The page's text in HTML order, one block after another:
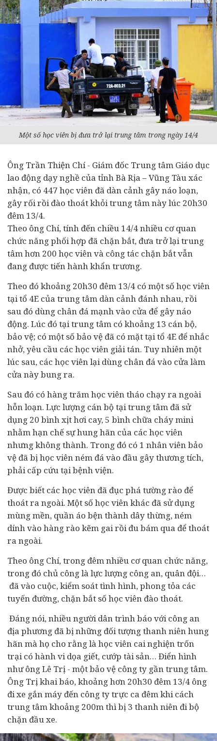
Một số học viên bị đưa trở lại trung tâm trong ngày 14/4
Ông Trần Thiện Chí - Giám đốc Trung tâm Giáo dục
lao động dạy nghề của tỉnh Bà Rịa – Vũng Tàu xác
nhận, có 447 học viên đã dàn cảnh gây náo loạn,
gây rối rồi đào thoát khỏi trung tâm này lúc 20h30
đêm 13/4.
Theo ông Chí, tính đến chiều 14/4 nhiều cơ quan
chức năng phối hợp đã chặn bắt, đưa trở lại trung
tâm hơn 200 học viên và công tác chặn bắt vẫn
đang được tiến hành khẩn trương.
Theo đó khoảng 20h30 đêm 13/4 có một số học viên
tại tổ 4E của trung tâm dàn cảnh đánh nhau, rồi
sau đó dùng chân đá mạnh vào cửa để gây náo
động. Lúc đó tại trung tâm có khoảng 13 cán bộ,
bảo vệ; có một số bảo vệ đã có mặt tại tổ 4E để nhắc
nhở, yêu cầu các học viên giải tán. Tuy nhiên một
lúc sau, các học viên lại dùng chân đá vào cửa làm
cửa này bung ra.
Sau đó có hàng trăm học viên tháo chạy ra ngoài
hỗn loạn. Lực lượng cán bộ tại trung tâm đã sử
dụng 20 bình xịt hơi cay, 5 bình chữa cháy mini
nhằm hạn chế sự hung hãn của các học viên
nhưng không thành. Trong đó có 1 nhân viên bảo
vệ đã bị học viên ném đá vào đầu gây thương tích,
phải cấp cứu tại bệnh viện.
Được biết các học viên đã đục phá tường rào để
thoát ra ngoài. Một số học viên khác đã sử dụng
mùng mền, quần áo bện thành dây thừng, ném
dính vào hàng rào kẽm gai rồi đu bám qua để thoát
ra ngoài.
Theo ông Chí, trong đêm nhiều cơ quan chức năng,
trong đó chủ công là lực lượng công an, quân đội…
đã vào cuộc, kiểm soát tình hình, phong tỏa các
tuyến đường, chặn bắt số học viên đào thoát.
Đáng nói, nhiều người dân trình báo với công an
địa phương đã bị những đối tượng thanh niên hung
hãn mà họ cho rằng là học viên cai nghiện trốn
trại có hành vi dọa giết, cướp tài sản… Điển hình
như ông Lê Trị - một bảo vệ công ty gần trung tâm.
Ông Trị khai báo, khoảng hơn 20h30 đêm 13/4 ông
đi xe gắn máy đến công ty trực ca đêm khi cách
trung tâm khoảng 200m thì bị 3 thanh niên đi bộ
chặn đầu xe.